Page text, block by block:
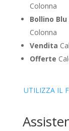
Colonna
Bollino Blu
Colonna
Vendita
Offerte
UTILIZZA IL